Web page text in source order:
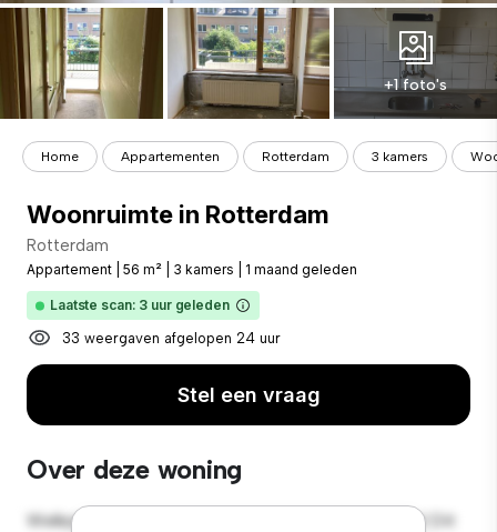
+1 foto's
Home Appartementen Rotterdam 3 kamers
Woonruimte in Rotterdam
Rotterdam
Appartement 56 m² 3 kamers 1 maand geleden
Laatste scan: 3 uur geleden
33 weergaven afgelopen 24 uur
Stel een vraag
Over deze woning
Welkom bij je nieuwe toevluchtsoord in Rotterdam! Dit